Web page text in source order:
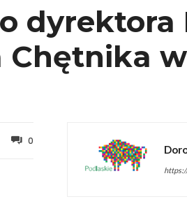
dyrektora
Chętnika w
0